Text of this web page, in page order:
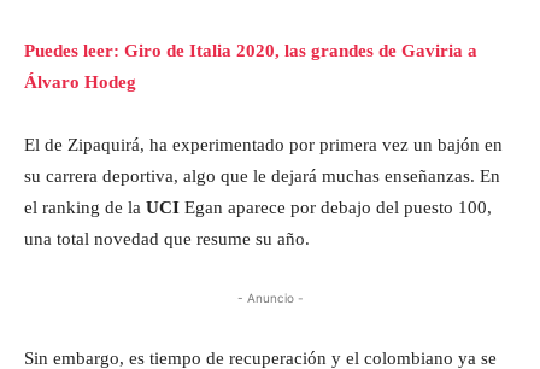
Puedes leer: Giro de Italia 2020, las grandes de Gaviria a
Álvaro Hodeg
El de Zipaquirá, ha experimentado por primera vez un bajón en
su carrera deportiva, algo que le dejará muchas enseñanzas. En
el ranking de la UCI Egan aparece por debajo del puesto 100,
una total novedad que resume su año.
- Anuncio -
Sin embargo, es tiempo de recuperación y el colombiano ya se